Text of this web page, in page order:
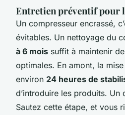
Entretien préventif pour
Un compresseur encrassé,
évitables. Un nettoyage du
à 6 mois suffit à maintenir
optimales. En amont, la
environ 24 heures de
d’introduire les produits. Un
Sautez cette étape, et vous